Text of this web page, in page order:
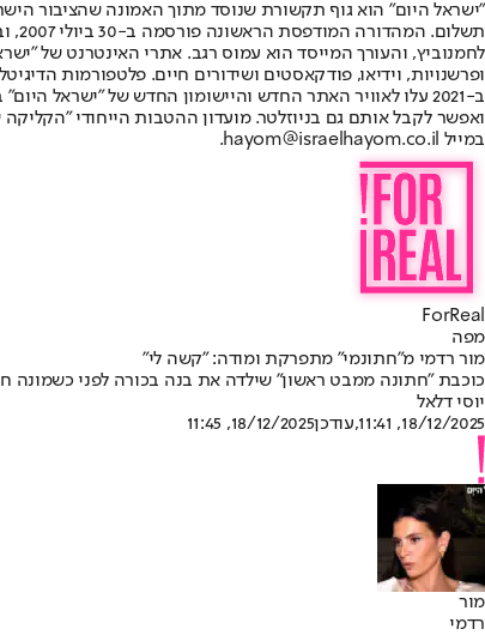
"ישראל היום" הוא גוף תקשורת שנוסד מתוך האמונה שהציבור
ופרשנויות, וידיאו, פודקאסטים ושידורים חיים. פלטפורמות
ב-2021 עלו לאוויר האתר החדש והיישומון החדש של
ואפשר לקבל אותם גם בניוזלטר. מועדון ההטבות הייחודי
במייל hayom@israelhayom.co.il.
ForReal
מפה
מור רדמי מ"חתונמי" מתפרקת ומודה: "קשה לי"
כוכבת "חתונה ממבט ראשון" שילדה את בנה בכורה לפני
יוסי דלאל
18/12/2025, 11:41
,עודכן18/12/2025, 11:45
מור
רדמי